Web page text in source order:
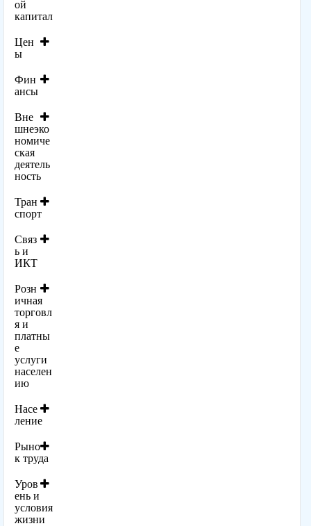
ой
капитал
Цен
ы
Фин
ансы
Вне
шнеэко
номиче
ская
деятель
ность
Тран
спорт
Связ
ь и
ИКТ
Розн
ичная
торговл
я и
платны
е
услуги
населен
ию
Насе
ление
Рыно
к труда
Уров
ень и
условия
жизни